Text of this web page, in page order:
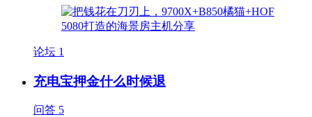
论坛 1
充电宝押金什么时候退
问答 5